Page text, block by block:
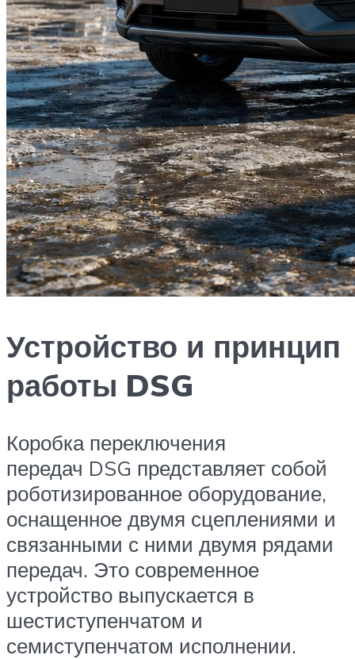
Устройство и принцип
работы DSG
Коробка переключения
передач DSG представляет собой
роботизированное оборудование,
оснащенное двумя сцеплениями и
связанными с ними двумя рядами
передач. Это современное
устройство выпускается в
шестиступенчатом и
семиступенчатом исполнении.